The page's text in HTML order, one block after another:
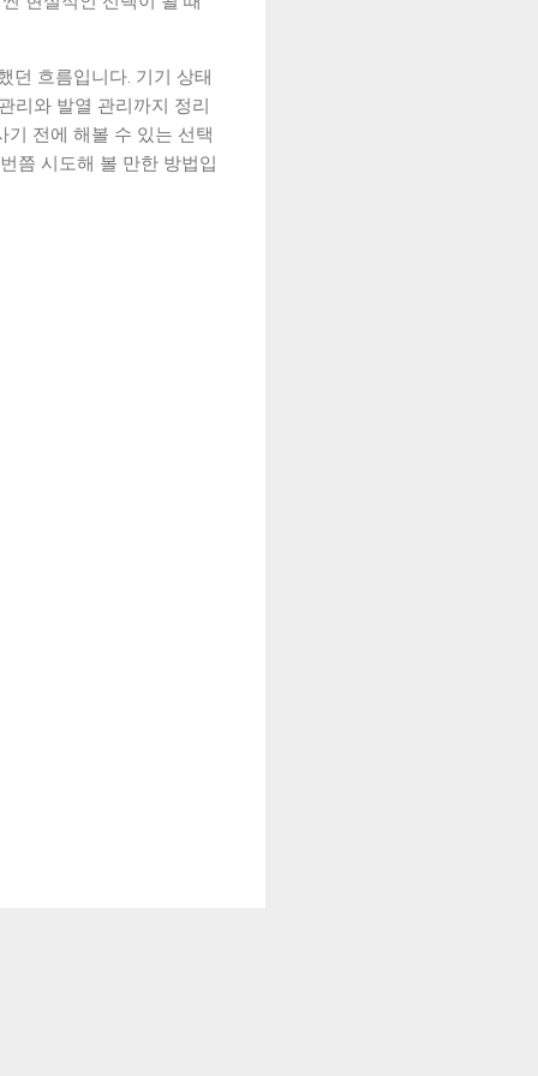
던 흐름입니다. 기기 상태
리와 발열 관리까지 정리
기 전에 해볼 수 있는 선택
쯤 시도해 볼 만한 방법입